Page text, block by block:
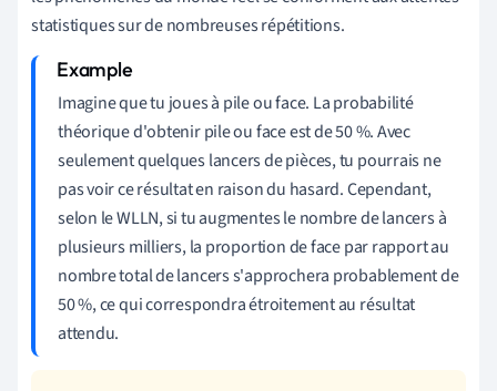
statistiques sur de nombreuses répétitions.
Imagine que tu joues à pile ou face. La probabilité
théorique d'obtenir pile ou face est de 50 %. Avec
seulement quelques lancers de pièces, tu pourrais ne
pas voir ce résultat en raison du hasard. Cependant,
selon le WLLN, si tu augmentes le nombre de lancers à
plusieurs milliers, la proportion de face par rapport au
nombre total de lancers s'approchera probablement de
50 %, ce qui correspondra étroitement au résultat
attendu.